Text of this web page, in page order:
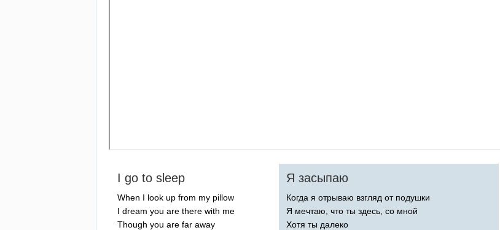
I go to sleep
When I look up from my pillow
I dream you are there with me
Though you are far away
Я засыпаю
Когда я отрываю взгляд от подушки
Я мечтаю, что ты здесь, со мной
Хотя ты далеко